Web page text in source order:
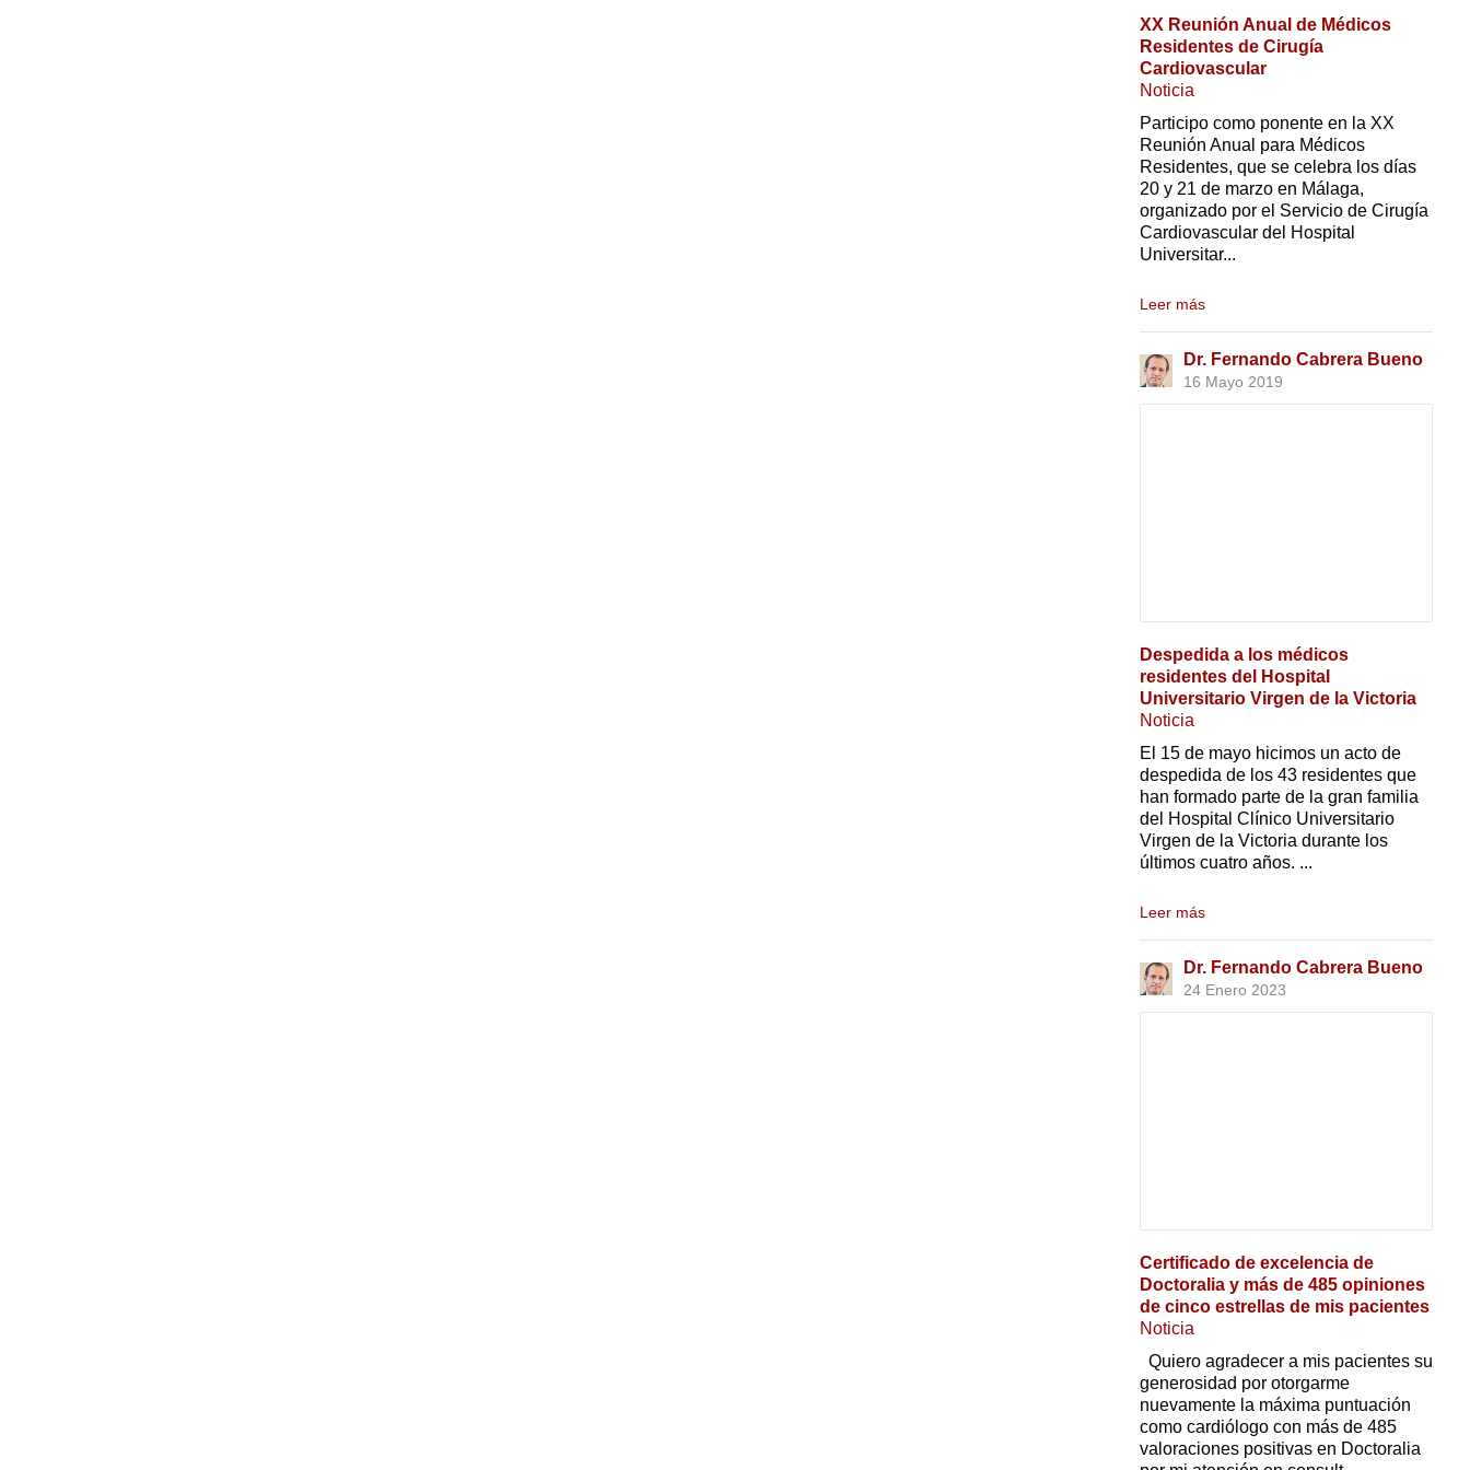
XX Reunión Anual de Médicos
Residentes de Cirugía
Cardiovascular
Noticia
Participo como ponente en la XX
Reunión Anual para Médicos
Residentes, que se celebra los días
20 y 21 de marzo en Málaga,
organizado por el Servicio de Cirugía
Cardiovascular del Hospital
Universitar...
Leer más
Dr. Fernando Cabrera Bueno
16 Mayo 2019
Despedida a los médicos
residentes del Hospital
Universitario Virgen de la Victoria
Noticia
El 15 de mayo hicimos un acto de
despedida de los 43 residentes que
han formado parte de la gran familia
del Hospital Clínico Universitario
Virgen de la Victoria durante los
últimos cuatro años. ...
Leer más
Dr. Fernando Cabrera Bueno
24 Enero 2023
Certificado de excelencia de
Doctoralia y más de 485 opiniones
de cinco estrellas de mis pacientes
Noticia
Quiero agradecer a mis pacientes su
generosidad por otorgarme
nuevamente la máxima puntuación
como cardiólogo con más de 485
valoraciones positivas en Doctoralia